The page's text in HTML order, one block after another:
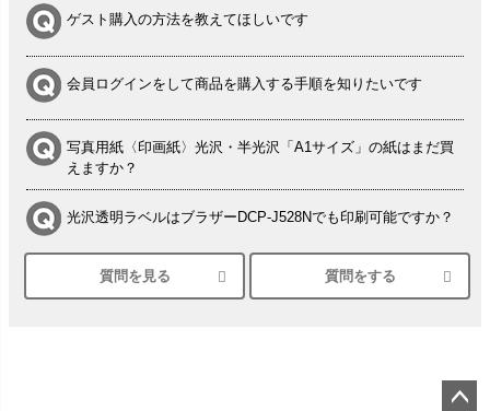
ゲスト購入の方法を教えてほしいです
会員ログインをして商品を購入する手順を知りたいです
写真用紙〈印画紙〉光沢・半光沢「A1サイズ」の紙はまだ買
えますか？
光沢透明ラベルはブラザーDCP-J528Nでも印刷可能ですか？
シルバーペーパーにEPSON EP-30VAで印刷するときの設定
は？
質問を見る 質問をする